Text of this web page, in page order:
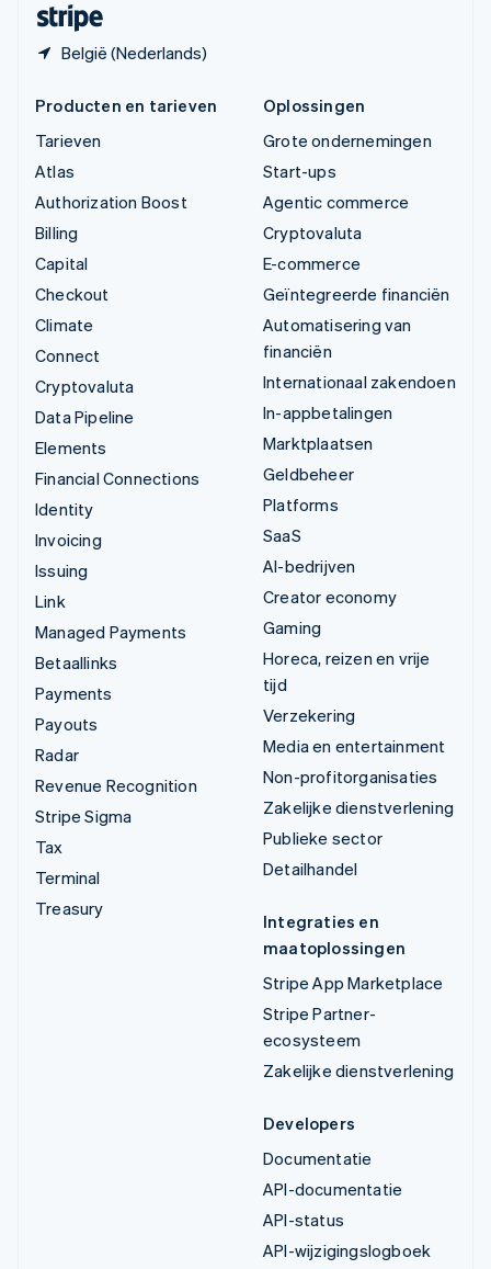
België (Nederlands)
Producten en tarieven
Tarieven
Atlas
Authorization Boost
Billing
Capital
Checkout
Climate
Connect
Cryptovaluta
Data Pipeline
Elements
Financial Connections
Identity
Invoicing
Issuing
Link
Managed Payments
Betaallinks
Payments
Payouts
Radar
Revenue Recognition
Stripe Sigma
Tax
Terminal
Treasury
Oplossingen
Grote ondernemingen
Start-ups
Agentic commerce
Cryptovaluta
E-commerce
Geïntegreerde financiën
Automatisering van
financiën
Internationaal zakendoen
In-appbetalingen
Marktplaatsen
Geldbeheer
Platforms
SaaS
AI-bedrijven
Creator economy
Gaming
Horeca, reizen en vrije
tijd
Verzekering
Media en entertainment
Non-profitorganisaties
Zakelijke dienstverlening
Publieke sector
Detailhandel
Integraties en
maatoplossingen
Stripe App Marketplace
Stripe Partner-
ecosysteem
Zakelijke dienstverlening
Developers
Documentatie
API-documentatie
API-status
API-wijzigingslogboek